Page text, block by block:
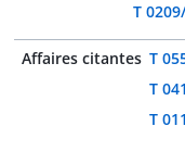
T
Affaires citantes T
T
T